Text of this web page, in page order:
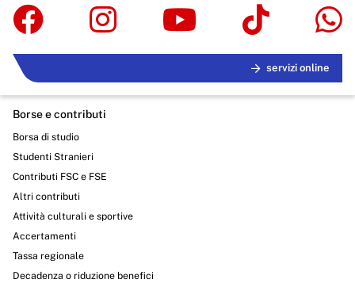
servizi online
Borse e contributi
Borsa di studio
Studenti Stranieri
Contributi FSC e FSE
Altri contributi
Attività culturali e sportive
Accertamenti
Tassa regionale
Decadenza o riduzione benefici